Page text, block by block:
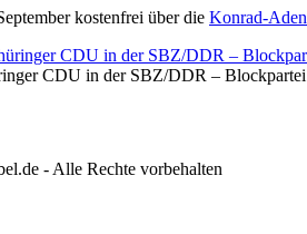
kostenfrei über die Konrad-
CDU in der SBZ/DDR –
- Alle Rechte vorbehalten